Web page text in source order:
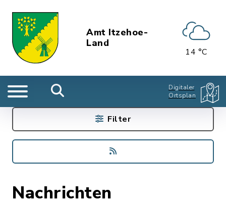
Amt Itzehoe-
Land
14 °C
Digitaler
Ortsplan
Nachrichten
Filter